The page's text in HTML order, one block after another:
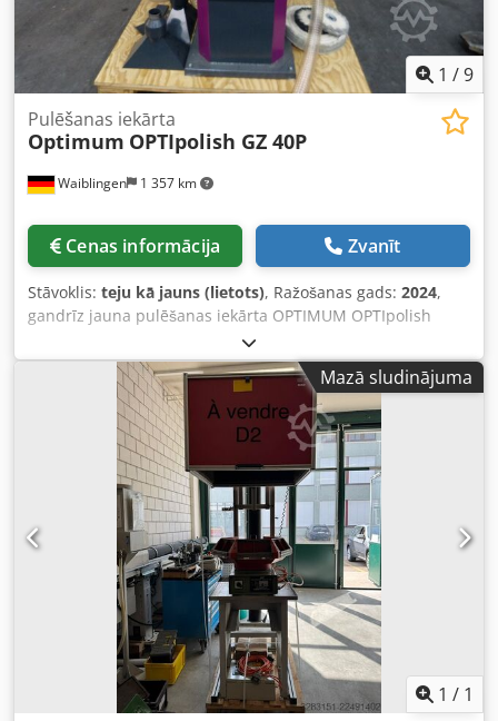
1 /9
Waiblingen 1 357 km
Pulēšanas iekārta
Optimum OPTIpolish GZ 40P
Cenas informācija Zvanīt
Stāvoklis: teju kā jauns (lietots), Ražošanas gads: 2024,
gandrīz jauna pulēšanas iekārta OPTIMUM OPTIpolish
GZ40P ar regulējamu piedziņu (Vario) ar Siemens invertoru
un ciklonveida nosūcēju. Paredzēta pulēšanas diskiem ar
diametru līdz 350 mm, maksimālais diska platums – 35
mm, diska caurums – 20 mm. Piemērota nepārtrauktai un
intensīvai lietošanai rūpniecībā Smaga industriālā
pulēšanas mašīna, kas, pateicoties lielam pašsvaram,
absorbē pat tās mazās vibrācijas Bezapkopes, ilgmūžīgs
indukcijas motors ar klusu darbību, korpuss no čuguna
Papildus: Regulējams piedziņas ātrums ar Siemens
Sinamics V20 invertora piedziņu Crsdpfx Ajyglkyjc Tsf
Darba virsmas ātrums regulējams no 34 m/s līdz 6 m/s
Stabils pamatnes statīvs ar pamatnē integrētu ciklonveida
nosūcēju, samazināts vietas patēriņš, ar skaņas izolāciju
Pamatne klienta pusē jāaizpilda ar betonu. Automātiskā
ieslēgšanas funkcija: Kad tiek ieslēgta vai izslēgta ārējā
iekārta, nosūcējs automātiski ieslēdzas/izslēdzas ar 2-3
sekunžu aizturi. Papildu nosūcēja ieslēgšana vai izslēgšana
Mazā sludinājuma
1 / 1